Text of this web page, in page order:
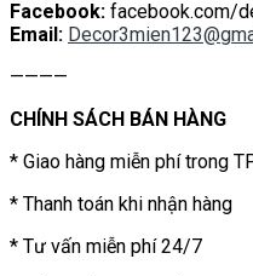
Facebook: facebook.com/
Email:
————
CHÍNH SÁCH BÁN HÀNG
* Giao hàng miễn phí trong
* Thanh toán khi nhận hàng
* Tư vấn miễn phí 24/7